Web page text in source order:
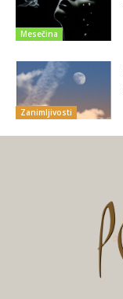
Mesečina
Zanimljivosti